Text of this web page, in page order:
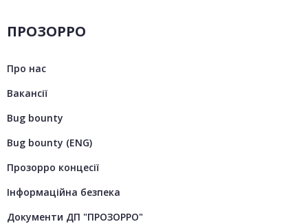
ПРОЗОРРО
Про нас
Вакансії
Bug bounty
Bug bounty (ENG)
Прозорро концесії
Інформаційна безпека
Документи ДП "ПРОЗОРРО"